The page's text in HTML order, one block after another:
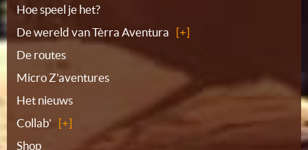
Plattegrond
Hoe speel je het?
De wereld van Tèrra Aventura
De routes
Micro Z'aventures
Het nieuws
Collab'
Shop